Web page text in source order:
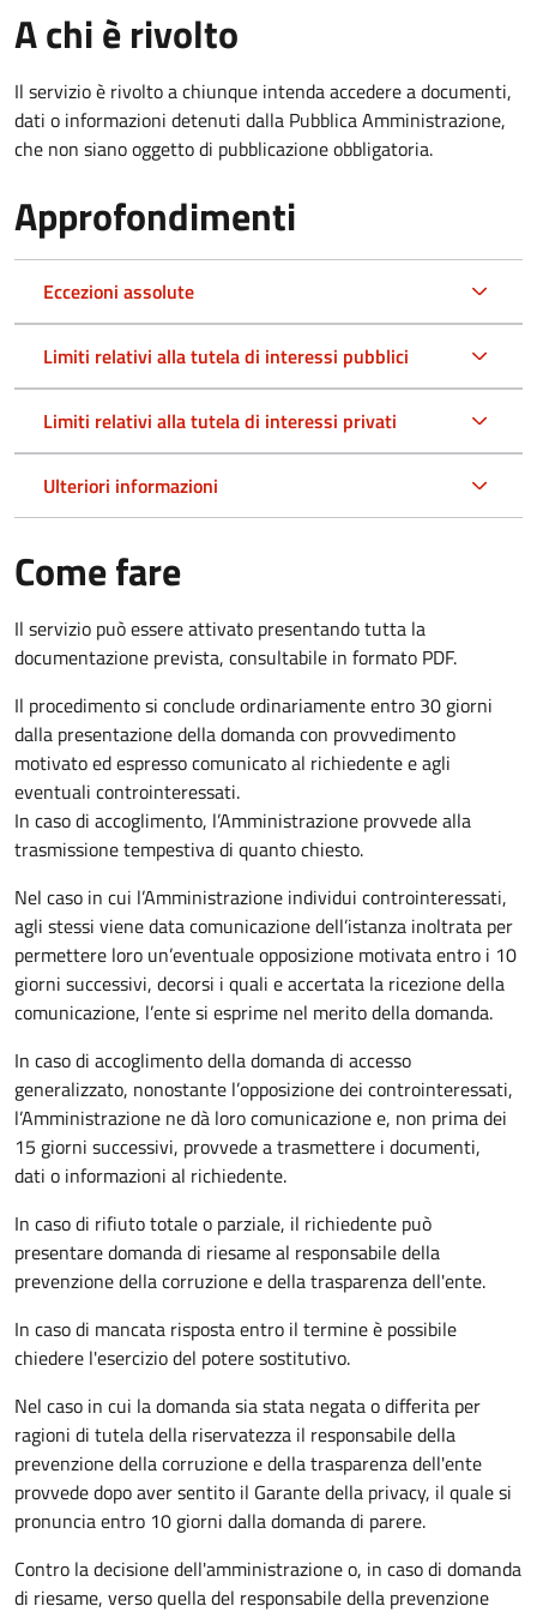
A chi è rivolto
Il servizio è rivolto a chiunque intenda accedere a documenti,
dati o informazioni detenuti dalla Pubblica Amministrazione,
che non siano oggetto di pubblicazione obbligatoria.
Approfondimenti
Eccezioni assolute
Limiti relativi alla tutela di interessi pubblici
Limiti relativi alla tutela di interessi privati
Ulteriori informazioni
Come fare
Il servizio può essere attivato presentando tutta la
documentazione prevista, consultabile in formato PDF.
Il procedimento si conclude ordinariamente entro 30 giorni
dalla presentazione della domanda con provvedimento
motivato ed espresso comunicato al richiedente e agli
eventuali controinteressati.
In caso di accoglimento, l’Amministrazione provvede alla
trasmissione tempestiva di quanto chiesto.
Nel caso in cui l’Amministrazione individui controinteressati,
agli stessi viene data comunicazione dell’istanza inoltrata per
permettere loro un’eventuale opposizione motivata entro i 10
giorni successivi, decorsi i quali e accertata la ricezione della
comunicazione, l’ente si esprime nel merito della domanda.
In caso di accoglimento della domanda di accesso
generalizzato, nonostante l’opposizione dei controinteressati,
l’Amministrazione ne dà loro comunicazione e, non prima dei
15 giorni successivi, provvede a trasmettere i documenti,
dati o informazioni al richiedente.
In caso di rifiuto totale o parziale, il richiedente può
presentare domanda di riesame al responsabile della
prevenzione della corruzione e della trasparenza dell'ente.
In caso di mancata risposta entro il termine è possibile
chiedere l'esercizio del potere sostitutivo.
Nel caso in cui la domanda sia stata negata o differita per
ragioni di tutela della riservatezza il responsabile della
prevenzione della corruzione e della trasparenza dell'ente
provvede dopo aver sentito il Garante della privacy, il quale si
pronuncia entro 10 giorni dalla domanda di parere.
Contro la decisione dell'amministrazione o, in caso di domanda
di riesame, verso quella del responsabile della prevenzione